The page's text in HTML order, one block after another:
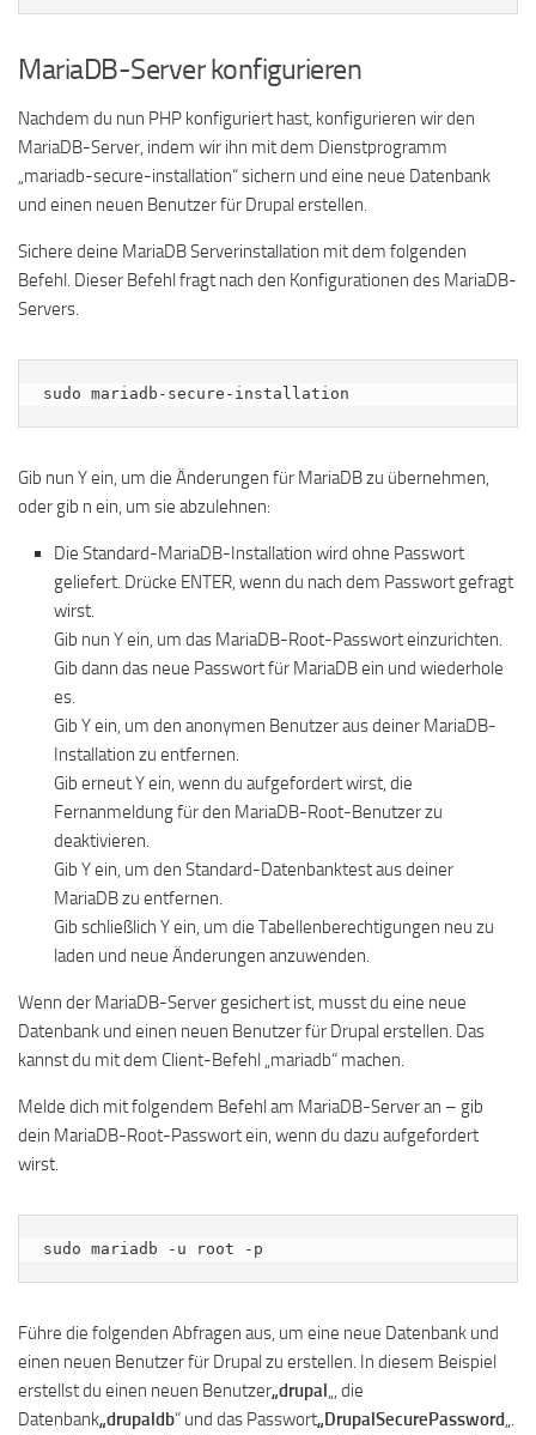
MariaDB-Server konfigurieren
Nachdem du nun PHP konfiguriert hast, konfigurieren wir den
MariaDB-Server, indem wir ihn mit dem Dienstprogramm
„mariadb-secure-installation“ sichern und eine neue Datenbank
und einen neuen Benutzer für Drupal erstellen.
Sichere deine MariaDB Serverinstallation mit dem folgenden
Befehl. Dieser Befehl fragt nach den Konfigurationen des MariaDB-
Servers.
sudo mariadb-secure-installation
Gib nun Y ein, um die Änderungen für MariaDB zu übernehmen,
oder gib n ein, um sie abzulehnen:
Die Standard-MariaDB-Installation wird ohne Passwort
geliefert. Drücke ENTER, wenn du nach dem Passwort gefragt
wirst.
Gib nun Y ein, um das MariaDB-Root-Passwort einzurichten.
Gib dann das neue Passwort für MariaDB ein und wiederhole
es.
Gib Y ein, um den anonymen Benutzer aus deiner MariaDB-
Installation zu entfernen.
Gib erneut Y ein, wenn du aufgefordert wirst, die
Fernanmeldung für den MariaDB-Root-Benutzer zu
deaktivieren.
Gib Y ein, um den Standard-Datenbanktest aus deiner
MariaDB zu entfernen.
Gib schließlich Y ein, um die Tabellenberechtigungen neu zu
laden und neue Änderungen anzuwenden.
Wenn der MariaDB-Server gesichert ist, musst du eine neue
Datenbank und einen neuen Benutzer für Drupal erstellen. Das
kannst du mit dem Client-Befehl „mariadb“ machen.
Melde dich mit folgendem Befehl am MariaDB-Server an – gib
dein MariaDB-Root-Passwort ein, wenn du dazu aufgefordert
wirst.
sudo mariadb -u root -p
Führe die folgenden Abfragen aus, um eine neue Datenbank und
einen neuen Benutzer für Drupal zu erstellen. In diesem Beispiel
erstellst du einen neuen Benutzer„drupal„, die
Datenbank„drupaldb“ und das Passwort„DrupalSecurePassword„.